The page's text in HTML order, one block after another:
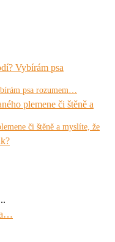
psa rozumem…
či štěně a myslíte, že